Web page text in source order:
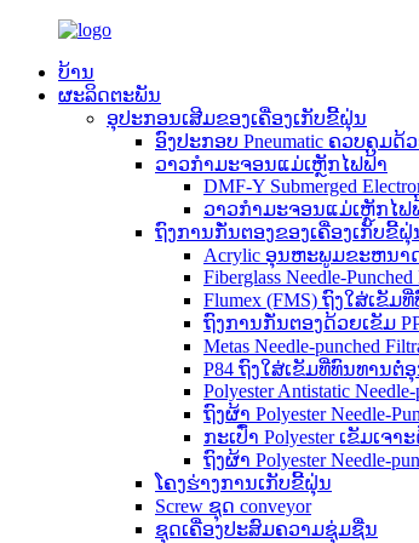
ບ້ານ
ຜະລິດຕະພັນ
ອຸປະກອນເສີມຂອງເຄື່ອງເກັບຂີ້ຝຸ່ນ
ອົງປະກອບ Pneumatic ຄວບຄຸມດ້
ວາວກຳມະຈອນແມ່ເຫຼັກໄຟຟ້າ
DMF-Y Submerged
ວາວກຳມະຈອນແມ່ເຫຼັກໄຟ
ຖົງການກັ່ນຕອງຂອງເຄື່ອງເກັບຂີ້ຝຸ່
Acrylic ອຸນຫະພູມຂະຫນາດກ
Fiberglass Needle-
Flumex (FMS) ຖົງໃສ່ເຂັ
ຖົງການກັ່ນຕອງດ້ວຍເຂັມ
Metas Needle-punched
P84 ຖົງໃສ່ເຂັມທີ່ທົນທານຕໍ່
Polyester Antistatic
ຖົງຜ້າ Polyester Needle-
ກະເປົ໋າ Polyester ເຂັມເ
ຖົງຜ້າ Polyester Needle-
ໂຄງຮ່າງການເກັບຂີ້ຝຸ່ນ
Screw ຊຸດ conveyor
ຊຸດເຄື່ອງປະສົມຄວາມຊຸ່ມຊື່ນ